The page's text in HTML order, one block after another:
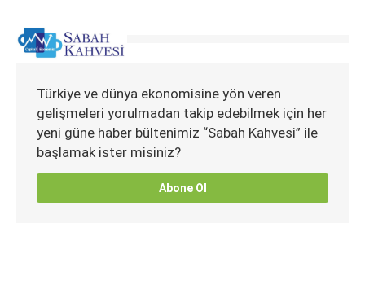
Türkiye ve dünya ekonomisine yön veren
gelişmeleri yorulmadan takip edebilmek için her
yeni güne haber bültenimiz “Sabah Kahvesi” ile
başlamak ister misiniz?
Abone Ol